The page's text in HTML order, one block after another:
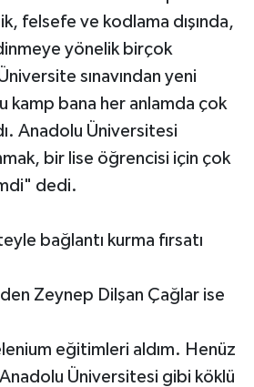
felsefe ve kodlama dışında,
yönelik birçok
sınavından yeni
kamp bana her anlamda çok
Anadolu Üniversitesi
bir lise öğrencisi için çok
dedi.
bağlantı kurma fırsatı
Zeynep Dilşan Çağlar ise
eğitimleri aldım. Henüz
Üniversitesi gibi köklü